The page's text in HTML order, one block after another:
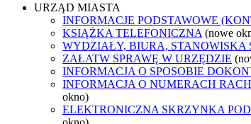
URZĄD MIASTA
INFORMACJE PODSTAWOWE
KSIĄŻKA TELEFONICZNA (nowe
WYDZIAŁY, BIURA, STANOWISKA
ZAŁATW SPRAWĘ W URZĘDZIE
INFORMACJA O SPOSOBIE
INFORMACJA O NUMERACH
okno)
ELEKTRONICZNA SKRZYNKA